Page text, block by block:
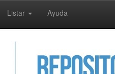
Listar Ayuda